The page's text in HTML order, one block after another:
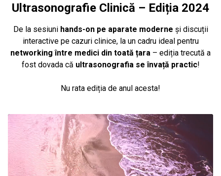
Ultrasonografie Clinică – Ediția 2024
De la sesiuni hands-on pe aparate moderne și discuții
interactive pe cazuri clinice, la un cadru ideal pentru
networking între medici din toată țara – ediția trecută a
fost dovada că ultrasonografia se învață practic!
Nu rata ediția de anul acesta!